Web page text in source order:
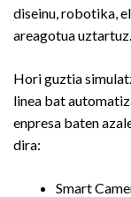
diseinu, robotika,
areagotua uztartuz.
Hori guztia
linea bat
enpresa baten
dira:
Smart